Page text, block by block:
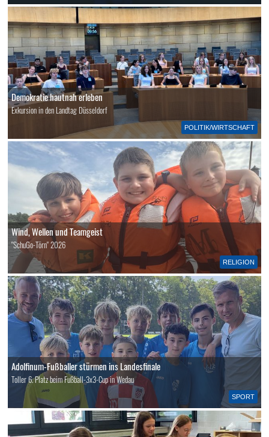
POLITIK/WIRTSCHAFT
Demokratie hautnah erleben
Exkursion in den Landtag Düsseldorf
RELIGION
Wind, Wellen und Teamgeist
"SchuGo-Törn" 2026
SPORT
Adolfinum-Fußballer stürmen ins Landesfinale
Toller 6. Platz beim Fußball-3x3-Cup in Wedau